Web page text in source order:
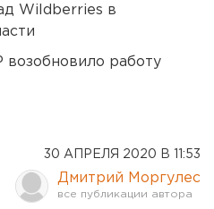
Wildberries в
работу
30 АПРЕЛЯ 2020 В 11:53
Дмитрий Моргулес